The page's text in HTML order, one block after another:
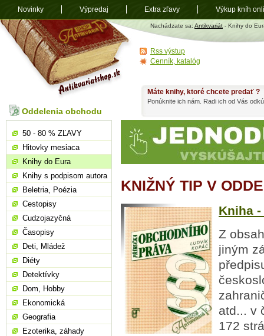
Antikvariát
shop.sk
Nachádzate sa: Antikvariát - Knihy do
KNIŽNÝ TIP V
Kniha
Z
jiným
atd... v
172
Máte knihy, ktoré chcete predať ?
Ponúknite ich nám. Radi ich od Vás
Oddelenia obchodu
50 - 80 % ZĽAVY
Hitovky mesiaca
Knihy do Eura
Knihy s podpisom autora
Beletria, Poézia
Cestopisy
Cudzojazyčná
Časopisy
Deti, Mládež
Diéty
Detektívky
Dom, Hobby
Ekonomická
Geografia
Ezoterika, záhady
Rss výstup
Cenník, katalóg
Novinky Výpredaj Extra zľavy Výkup kníh